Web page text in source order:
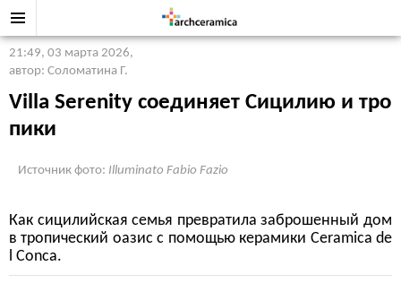
21:49, 03 марта 2026,
автор: Соломатина Г.
Villa Serenity соединяет Сицилию и тро
пики
Источник фото: Illuminato Fabio Fazio
Как сицилийская семья превратила заброшенный дом
в тропический оазис с помощью керамики Ceramica de
l Conca.